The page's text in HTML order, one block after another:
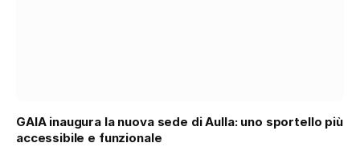
GAIA inaugura la nuova sede di Aulla: uno sportello più
accessibile e funzionale